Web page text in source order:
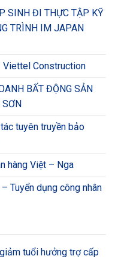
SINH ĐI THỰC TẬP KỸ
TRÌNH IM JAPAN
Viettel Construction
BẤT ĐỘNG SẢN
tuyên truyền bảo
hàng Việt – Nga
Tuyển dụng công nhân
tuổi hưởng trợ cấp